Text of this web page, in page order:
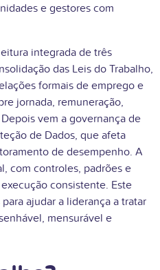
e gestores com
integrada de três
das Leis do Trabalho,
formais de emprego e
jornada, remuneração,
vem a governança de
de Dados, que afeta
de desempenho. A
com controles, padrões e
consistente. Este
ajudar a liderança a tratar
mensurável e